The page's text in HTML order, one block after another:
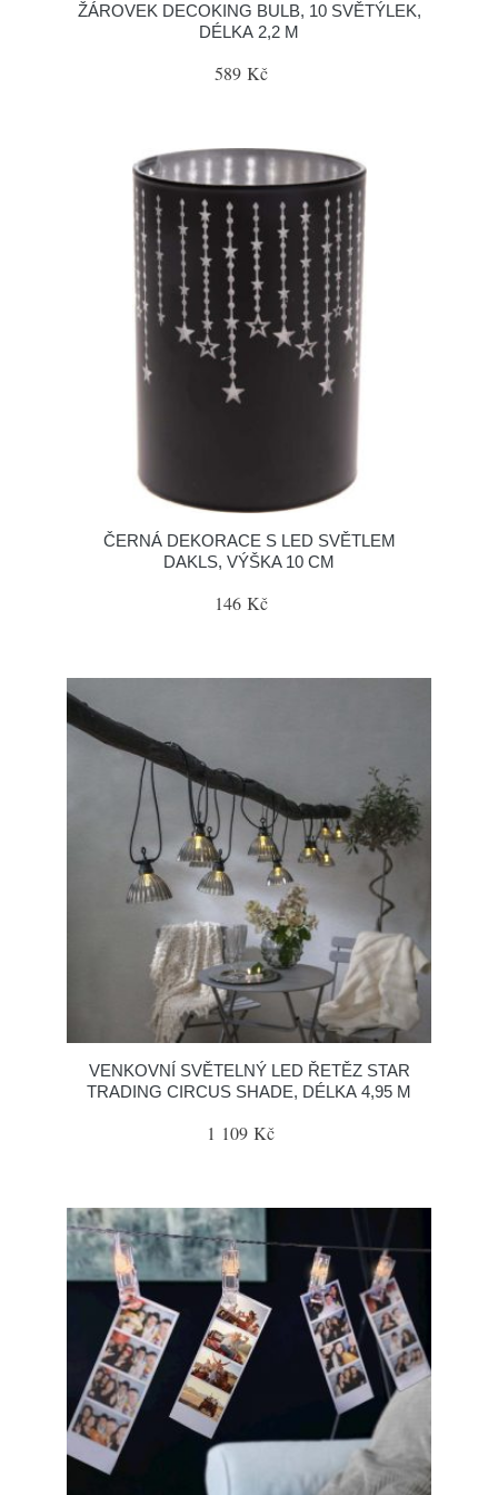
ŽÁROVEK DECOKING BULB, 10 SVĚTÝLEK,
DÉLKA 2,2 M
589 Kč
ČERNÁ DEKORACE S LED SVĚTLEM
DAKLS, VÝŠKA 10 CM
146 Kč
VENKOVNÍ SVĚTELNÝ LED ŘETĚZ STAR
TRADING CIRCUS SHADE, DÉLKA 4,95 M
1 109 Kč